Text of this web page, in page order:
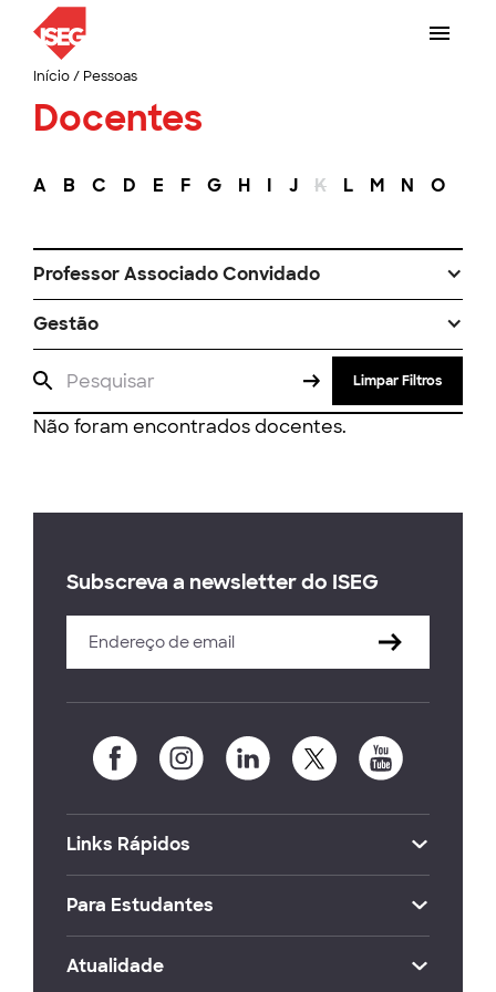
Início/ Pessoas
Docentes
A B C D E F G H I J K L M N O
Professor Associado Convidado
Gestão
Limpar Filtros
Não foram encontrados docentes.
Subscreva a newsletter do ISEG
Links Rápidos
Para Estudantes
Atualidade